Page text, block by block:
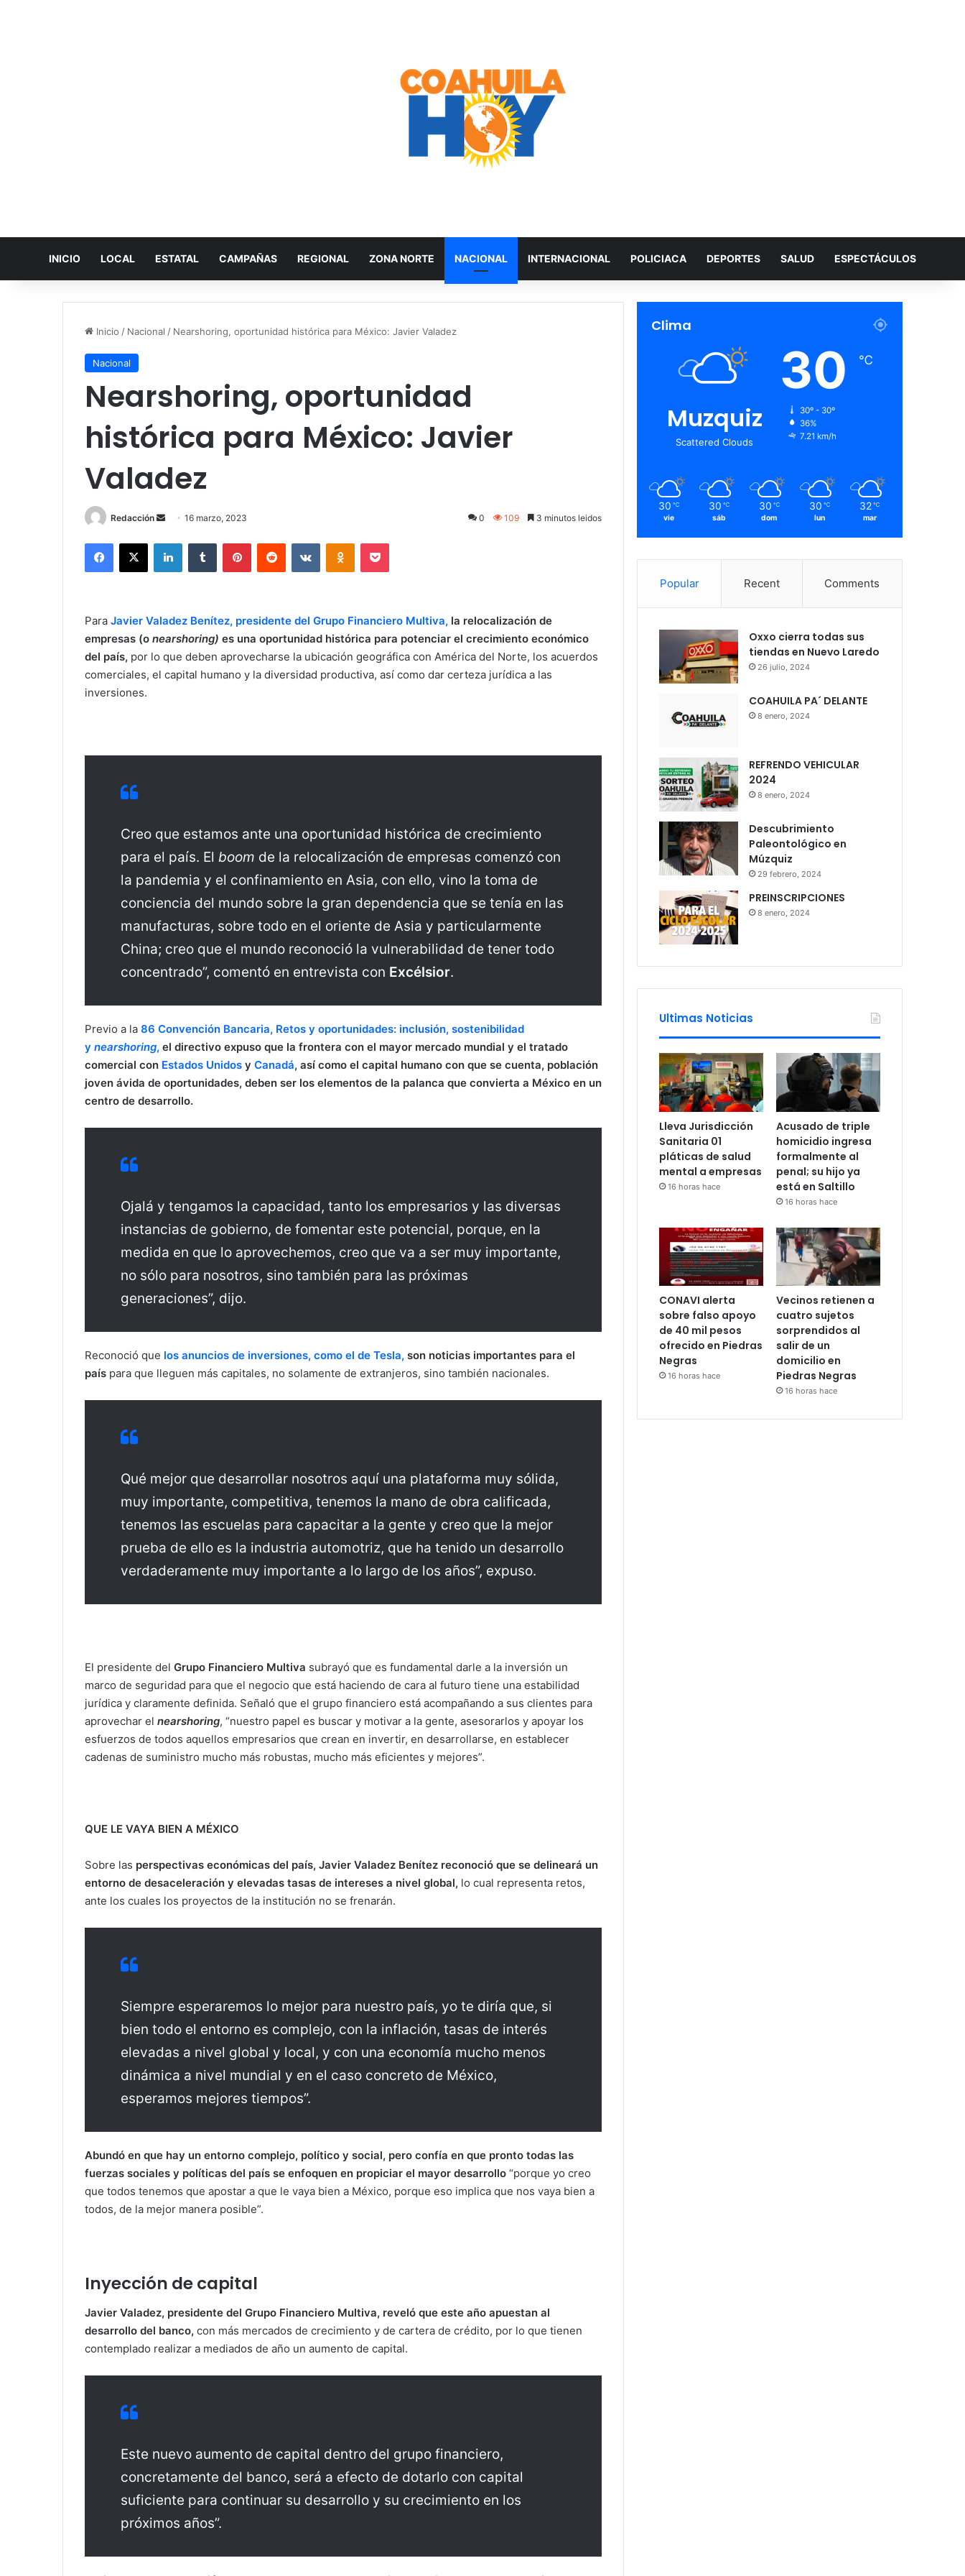
INICIO LOCAL ESTATAL CAMPAÑAS REGIONAL ZONA NORTE NACIONAL INTERNACIONAL POLICIACA DEPORTES SALUD ESPECTÁCULOS
Inicio / Nacional / Nearshoring, oportunidad histórica para México: Javier Valadez
Nacional
Nearshoring, oportunidad
histórica para México: Javier
Valadez
Redacción
n
d
e
m
a
i
16 marzo, 2023 0 109 3 minutos leidos
Para Javier Valadez Benítez, presidente del Grupo Financiero Multiva, la relocalización de
empresas (o nearshoring) es una oportunidad histórica para potenciar el crecimiento económico
del país, por lo que deben aprovecharse la ubicación geográfica con América del Norte, los acuerdos
comerciales, el capital humano y la diversidad productiva, así como dar certeza jurídica a las
inversiones.
Creo que estamos ante una oportunidad histórica de crecimiento
para el país. El boom de la relocalización de empresas comenzó con
la pandemia y el confinamiento en Asia, con ello, vino la toma de
conciencia del mundo sobre la gran dependencia que se tenía en las
manufacturas, sobre todo en el oriente de Asia y particularmente
China; creo que el mundo reconoció la vulnerabilidad de tener todo
concentrado”, comentó en entrevista con Excélsior.
Previo a la 86 Convención Bancaria, Retos y oportunidades: inclusión, sostenibilidad
y nearshoring, el directivo expuso que la frontera con el mayor mercado mundial y el tratado
comercial con Estados Unidos y Canadá, así como el capital humano con que se cuenta, población
joven ávida de oportunidades, deben ser los elementos de la palanca que convierta a México en un
centro de desarrollo.
Ojalá y tengamos la capacidad, tanto los empresarios y las diversas
instancias de gobierno, de fomentar este potencial, porque, en la
medida en que lo aprovechemos, creo que va a ser muy importante,
no sólo para nosotros, sino también para las próximas
generaciones”, dijo.
Reconoció que los anuncios de inversiones, como el de Tesla, son noticias importantes para el
país para que lleguen más capitales, no solamente de extranjeros, sino también nacionales.
Qué mejor que desarrollar nosotros aquí una plataforma muy sólida,
muy importante, competitiva, tenemos la mano de obra calificada,
tenemos las escuelas para capacitar a la gente y creo que la mejor
prueba de ello es la industria automotriz, que ha tenido un desarrollo
verdaderamente muy importante a lo largo de los años”, expuso.
El presidente del Grupo Financiero Multiva subrayó que es fundamental darle a la inversión un
marco de seguridad para que el negocio que está haciendo de cara al futuro tiene una estabilidad
jurídica y claramente definida. Señaló que el grupo financiero está acompañando a sus clientes para
aprovechar el nearshoring, “nuestro papel es buscar y motivar a la gente, asesorarlos y apoyar los
esfuerzos de todos aquellos empresarios que crean en invertir, en desarrollarse, en establecer
cadenas de suministro mucho más robustas, mucho más eficientes y mejores”.
QUE LE VAYA BIEN A MÉXICO
Sobre las perspectivas económicas del país, Javier Valadez Benítez reconoció que se delineará un
entorno de desaceleración y elevadas tasas de intereses a nivel global, lo cual representa retos,
ante los cuales los proyectos de la institución no se frenarán.
Siempre esperaremos lo mejor para nuestro país, yo te diría que, si
bien todo el entorno es complejo, con la inflación, tasas de interés
elevadas a nivel global y local, y con una economía mucho menos
dinámica a nivel mundial y en el caso concreto de México,
esperamos mejores tiempos”.
Abundó en que hay un entorno complejo, político y social, pero confía en que pronto todas las
fuerzas sociales y políticas del país se enfoquen en propiciar el mayor desarrollo “porque yo creo
que todos tenemos que apostar a que le vaya bien a México, porque eso implica que nos vaya bien a
todos, de la mejor manera posible”.
Inyección de capital
Javier Valadez, presidente del Grupo Financiero Multiva, reveló que este año apuestan al
desarrollo del banco, con más mercados de crecimiento y de cartera de crédito, por lo que tienen
contemplado realizar a mediados de año un aumento de capital.
Este nuevo aumento de capital dentro del grupo financiero,
concretamente del banco, será a efecto de dotarlo con capital
suficiente para continuar su desarrollo y su crecimiento en los
próximos años”.
Clima
Muzquiz
Scattered Clouds
30 ℃
30º - 30º
36%
7.21 km/h
30 ℃
vie
30 ℃
sáb
30 ℃
dom
30 ℃
lun
32 ℃
mar
Popular Recent Comments
Oxxo cierra todas sus
tiendas en Nuevo Laredo
26 julio, 2024
COAHUILA PA´ DELANTE
8 enero, 2024
REFRENDO VEHICULAR
2024
8 enero, 2024
Descubrimiento
Paleontológico en
Múzquiz
29 febrero, 2024
PREINSCRIPCIONES
8 enero, 2024
Ultimas Noticias
Lleva Jurisdicción
Sanitaria 01
pláticas de salud
mental a empresas
16 horas hace
Acusado de triple
homicidio ingresa
formalmente al
penal; su hijo ya
está en Saltillo
16 horas hace
CONAVI alerta
sobre falso apoyo
de 40 mil pesos
ofrecido en Piedras
Negras
16 horas hace
Vecinos retienen a
cuatro sujetos
sorprendidos al
salir de un
domicilio en
Piedras Negras
16 horas hace